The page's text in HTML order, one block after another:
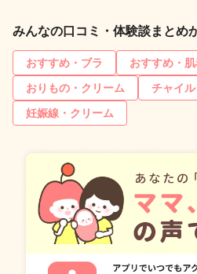
みんなの口コミ・体験談まとめ
おすすめ・ブラ
おすすめ・
おりもの・クリーム
チャイ
妊娠線・クリーム